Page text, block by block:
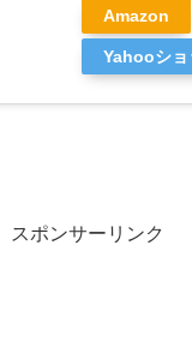
Amazon
Yahooショ
スポンサーリンク